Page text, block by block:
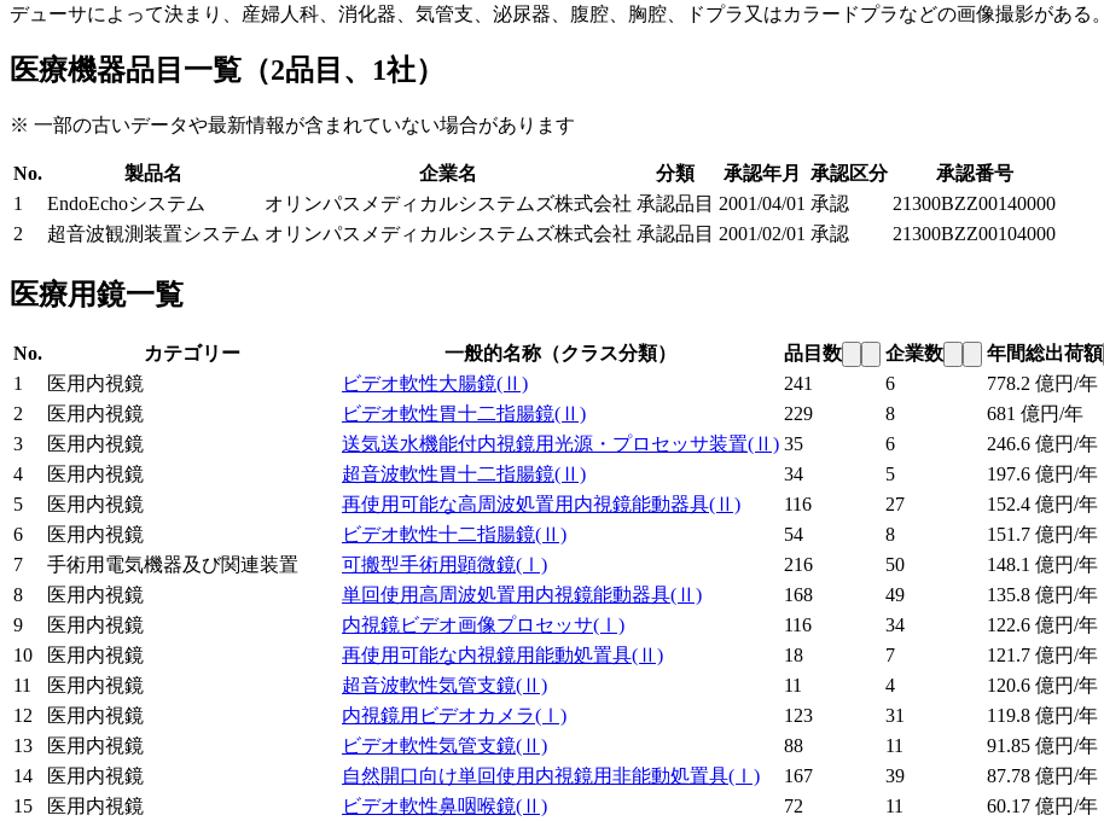
デューサによって決まり、産婦人科、消化器、気管支、泌尿器、腹腔、胸腔、ドプラ又はカラードプラなどの画像撮影がある。
医療機器品目一覧（2品目、1社）
※ 一部の古いデータや最新情報が含まれていない場合があります
No. 製品名 企業名 分類 承認年月 承認区分
承認番号
1
EndoEchoシステム オリンパスメディカルシステムズ株式会社 承認品目 2001/04/01 承認
21300BZZ00140000
2
超音波観測装置システム オリンパスメディカルシステムズ株式会社 承認品目 2001/02/01 承認 21300BZZ00104000
医療用鏡一覧
No. カテゴリー 一般的名称（クラス分類） 品目数 企業数 年間総出荷額
1
医用内視鏡 ビデオ軟性大腸鏡(Ⅱ) 241 6 778.2 億円/年
2
医用内視鏡 ビデオ軟性胃十二指腸鏡(Ⅱ) 229 8 681 億円/年
3
医用内視鏡 送気送水機能付内視鏡用光源・プロセッサ装置(Ⅱ) 35 6 246.6 億円/年
4
医用内視鏡 超音波軟性胃十二指腸鏡(Ⅱ) 34 5 197.6 億円/年
5
医用内視鏡 再使用可能な高周波処置用内視鏡能動器具(Ⅱ) 116 27 152.4 億円/年
6
医用内視鏡 ビデオ軟性十二指腸鏡(Ⅱ) 54 8 151.7 億円/年
7
手術用電気機器及び関連装置 可搬型手術用顕微鏡(Ⅰ) 216 50 148.1 億円/年
8
医用内視鏡 単回使用高周波処置用内視鏡能動器具(Ⅱ) 168 49 135.8 億円/年
9
医用内視鏡 内視鏡ビデオ画像プロセッサ(Ⅰ) 116 34 122.6 億円/年
10
医用内視鏡 再使用可能な内視鏡用能動処置具(Ⅱ) 18 7 121.7 億円/年
11
医用内視鏡 超音波軟性気管支鏡(Ⅱ) 11 4 120.6 億円/年
12
医用内視鏡 内視鏡用ビデオカメラ(Ⅰ) 123 31 119.8 億円/年
13
医用内視鏡 ビデオ軟性気管支鏡(Ⅱ) 88 11 91.85 億円/年
14
医用内視鏡 自然開口向け単回使用内視鏡用非能動処置具(Ⅰ) 167 39 87.78 億円/年
15
医用内視鏡 ビデオ軟性鼻咽喉鏡(Ⅱ) 72 11 60.17 億円/年